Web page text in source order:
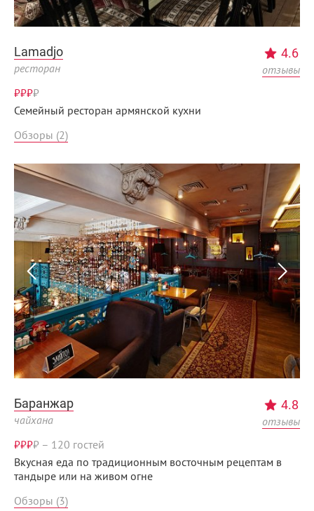
Lamadjo
ресторан
4.6
отзывы
₽₽₽₽
Семейный ресторан армянской кухни
Обзоры (2)
Баранжар
чайхана
4.8
отзывы
₽₽₽₽ – 120 гостей
Вкусная еда по традиционным восточным рецептам в
тандыре или на живом огне
Обзоры (3)